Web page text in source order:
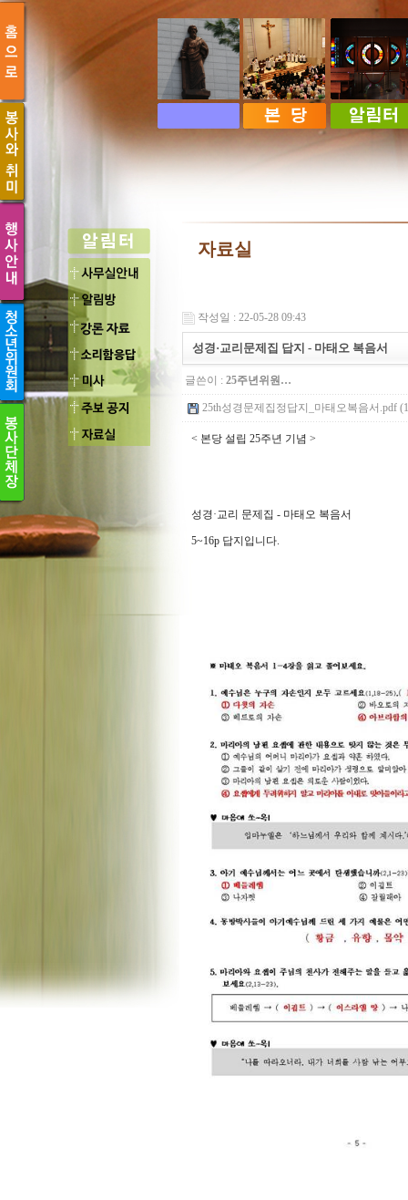
자료실
작성일 : 22-05-28 09:43
성경·교리문제집 답지 - 마태오 복음서
글쓴이 : 25주년위원…
25th성경문제집정답지_마태오복음서.pdf
< 본당 설립 25주년 기념 >
성경·교리 문제집 - 마태오 복음서
5~16p 답지입니다.